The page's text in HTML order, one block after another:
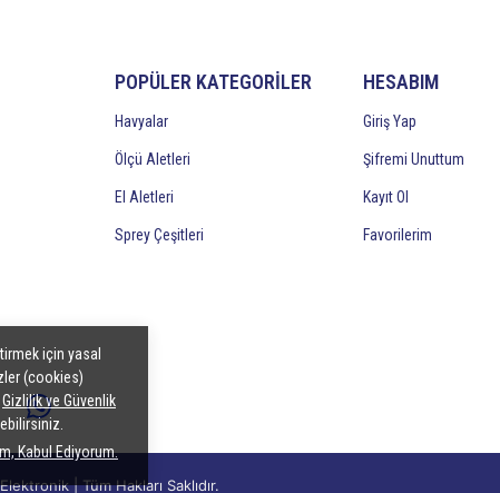
için yasal
(cookies)
Gizlilik ve Güvenlik
Kabul Ediyorum.
POPÜLER KATEGORİLER
Havyalar
Ölçü Aletleri
El Aletleri
Sprey Çeşitleri
HESABIM
Giriş Yap
Şifremi Unuttum
Kayıt Ol
Favorilerim
| Tüm Hakları Saklıdır.